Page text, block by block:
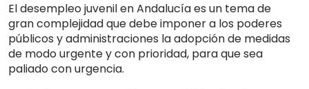
El desempleo juvenil en Andalucía es un tema de
gran complejidad que debe imponer a los poderes
públicos y administraciones la adopción de medidas
de modo urgente y con prioridad, para que sea
paliado con urgencia.